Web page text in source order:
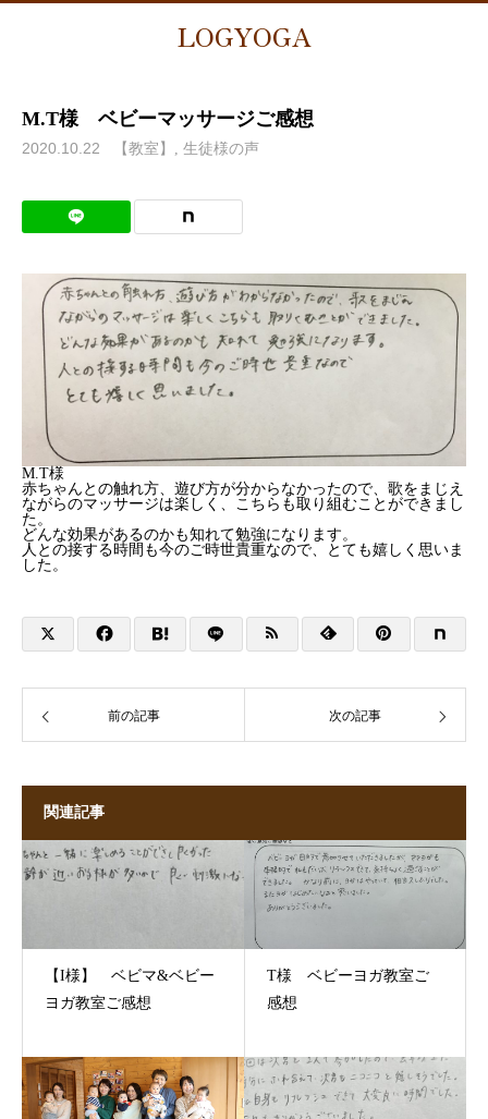
LOGYOGA
M.T様 ベビーマッサージご感想
2020.10.22 【教室】 生徒様の声
M.T様
赤ちゃんとの触れ方、遊び方が分からなかったので、歌をまじえ
ながらのマッサージは楽しく、こちらも取り組むことができまし
た。
どんな効果があるのかも知れて勉強になります。
人との接する時間も今のご時世貴重なので、とても嬉しく思いま
した。
前の記事 次の記事
関連記事
【I様】 ベビマ&ベビー
ヨガ教室ご感想
T様 ベビーヨガ教室ご
感想